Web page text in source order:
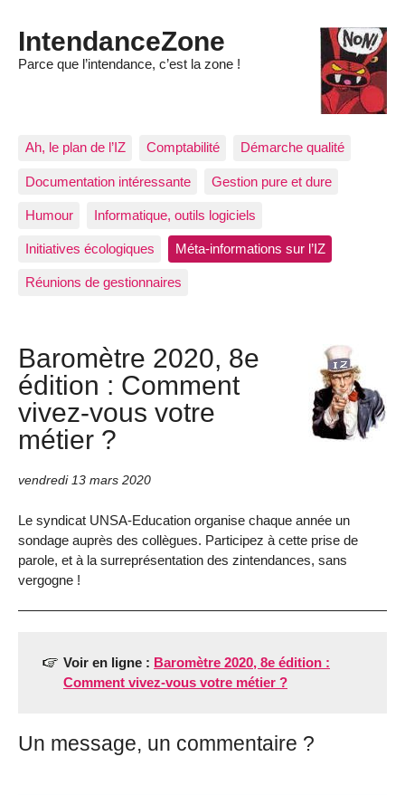
IntendanceZone
Parce que l’intendance, c’est la zone !
Ah, le plan de l’IZ Comptabilité Démarche qualité
Documentation intéressante Gestion pure et dure
Humour Informatique, outils logiciels
Initiatives écologiques Méta-informations sur l’IZ
Réunions de gestionnaires
Baromètre 2020, 8e
édition : Comment
vivez-vous votre
métier ?
vendredi 13 mars 2020
Le syndicat UNSA-Education organise chaque année un
sondage auprès des collègues. Participez à cette prise de
parole, et à la surreprésentation des zintendances, sans
vergogne !
Voir en ligne : Baromètre 2020, 8e édition :
Comment vivez-vous votre métier ?
Un message, un commentaire ?